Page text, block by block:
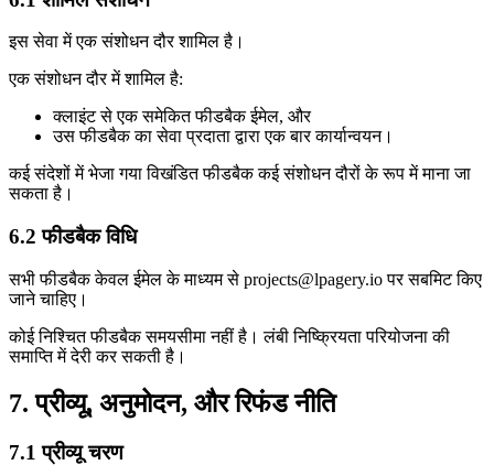
इस सेवा में एक संशोधन दौर शामिल है।
एक संशोधन दौर में शामिल है:
क्लाइंट से एक समेकित फीडबैक ईमेल, और
उस फीडबैक का सेवा प्रदाता द्वारा एक बार कार्यान्वयन।
कई संदेशों में भेजा गया विखंडित फीडबैक कई संशोधन दौरों के रूप में माना जा
सकता है।
6.2 फीडबैक विधि
सभी फीडबैक केवल ईमेल के माध्यम से projects@lpagery.io पर सबमिट किए
जाने चाहिए।
कोई निश्चित फीडबैक समयसीमा नहीं है। लंबी निष्क्रियता परियोजना की
समाप्ति में देरी कर सकती है।
7. प्रीव्यू, अनुमोदन, और रिफंड नीति
7.1 प्रीव्यू चरण